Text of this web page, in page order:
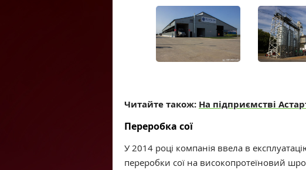
Читайте також: На підприємстві
Переробка сої
У 2014 році компанія ввела в
переробки сої на високопротеїновий